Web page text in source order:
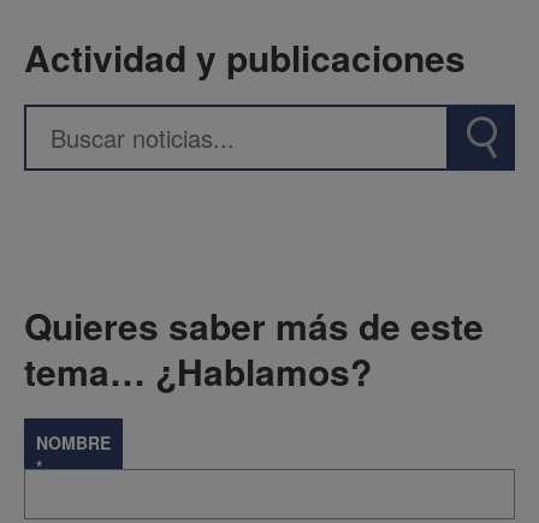
Actividad y publicaciones
Quieres saber más de este
tema… ¿Hablamos?
NOMBRE
*